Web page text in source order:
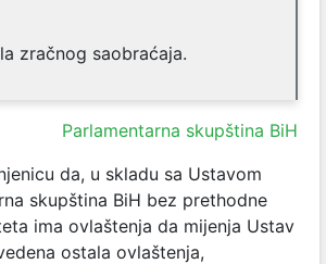
zračnog saobraćaja.
Parlamentarna skupština BiH
da, u skladu sa Ustavom
skupština BiH bez prethodne
ima ovlaštenja da mijenja Ustav
ostala ovlaštenja,